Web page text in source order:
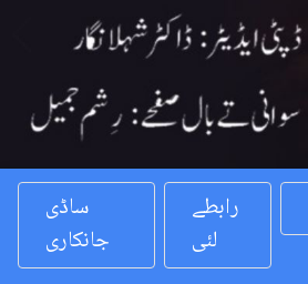
Previous
ساڈی
جانکاری
رابطے
لئی